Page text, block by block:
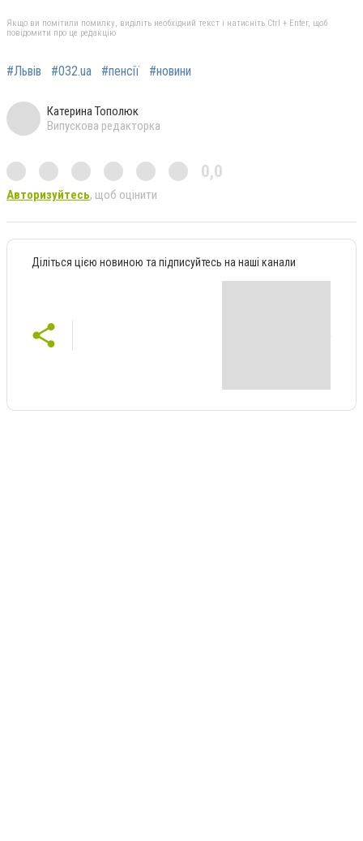
Якщо ви помітили помилку, виділіть необхідний текст і натисніть Ctrl + Enter, щоб
повідомити про це редакцію
#Львів #032.ua #пенсії #новини
Катерина Тополюк
Випускова редакторка
0,0
Авторизуйтесь, щоб оцінити
Діліться цією новиною та підписуйтесь на наші канали